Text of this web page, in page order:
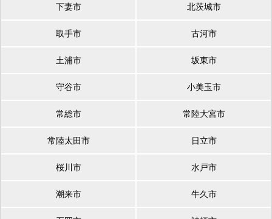
下妻市 北茨城市
取手市 古河市
土浦市 坂東市
守谷市 小美玉市
常総市 常陸大宮市
常陸太田市 日立市
桜川市 水戸市
潮来市 牛久市